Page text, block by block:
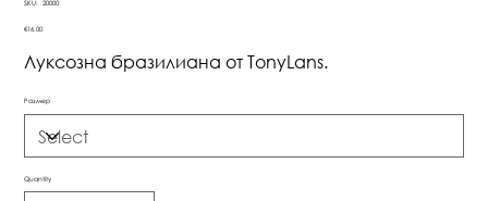
SKU:
SKU
20000
Price
€16.00
Луксозна бразилиана от TonyLans.
Размер
Quantity